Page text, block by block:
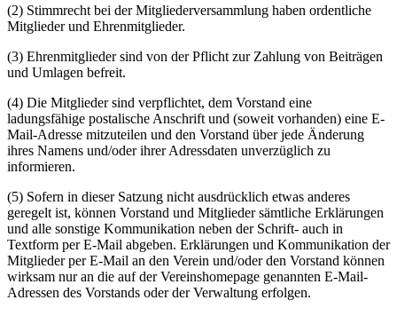
(2) Stimmrecht bei der Mitgliederversammlung haben ordentliche
Mitglieder und Ehrenmitglieder.
(3) Ehrenmitglieder sind von der Pflicht zur Zahlung von Beiträgen
und Umlagen befreit.
(4) Die Mitglieder sind verpflichtet, dem Vorstand eine
ladungsfähige postalische Anschrift und (soweit vorhanden) eine E-
Mail-Adresse mitzuteilen und den Vorstand über jede Änderung
ihres Namens und/oder ihrer Adressdaten unverzüglich zu
informieren.
(5) Sofern in dieser Satzung nicht ausdrücklich etwas anderes
geregelt ist, können Vorstand und Mitglieder sämtliche Erklärungen
und alle sonstige Kommunikation neben der Schrift- auch in
Textform per E-Mail abgeben. Erklärungen und Kommunikation der
Mitglieder per E-Mail an den Verein und/oder den Vorstand können
wirksam nur an die auf der Vereinshomepage genannten E-Mail-
Adressen des Vorstands oder der Verwaltung erfolgen.